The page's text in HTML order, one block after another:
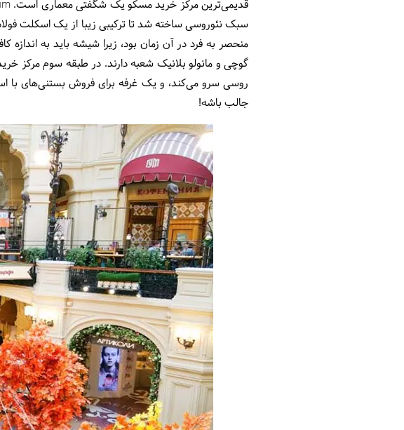
منحصر به فرد در آن زمان بود، زیرا شیشه باید به اندازه
گوچی و مانولو بلانیک شعبه دارند. در طبقه سوم مرکز
جالب باشه!